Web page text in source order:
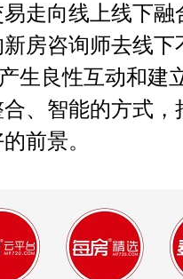
走向线上线下
房咨询师去线
生良性互动和建
、智能的方式
前景。